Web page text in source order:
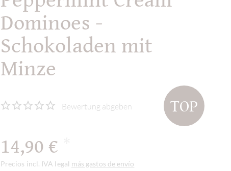
Dominoes -
Schokoladen mit
Minze
TOP
Bewertung abgeben
14,90 €
Precios incl. IVA legal más gastos de envío